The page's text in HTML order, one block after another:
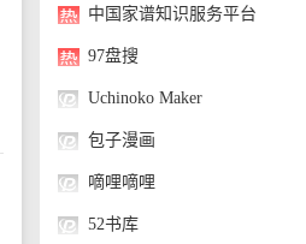
中国家谱知识服务平台
97盘搜
Uchinoko Maker
包子漫画
嘀哩嘀哩
52书库